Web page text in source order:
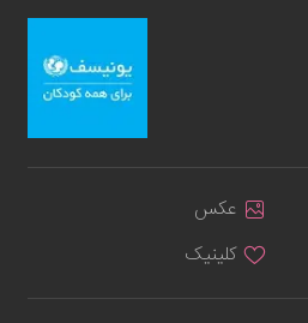
عکس
کلینیک